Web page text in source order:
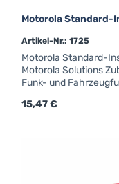
Motorola Standard-
Artikel-Nr.: 1725
Motorola Standard-
Motorola Solutions
Funk- und
GLN7324A U-
Regulärer Preis:
15,47 €